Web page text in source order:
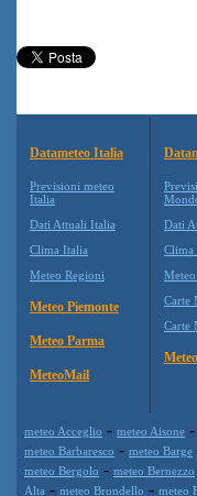
Datameteo Italia
Previsioni meteo
Italia
Dati Attuali Italia
Clima Italia
Meteo Regioni
Meteo Piemonte
Meteo Parma
MeteoMail
Dati
Clima
Carte
Carte
meteo Acceglio - meteo Aisone -
meteo Barbaresco - meteo Barge
meteo Bergolo - meteo Bernezzo
Alta - meteo Brondello - meteo